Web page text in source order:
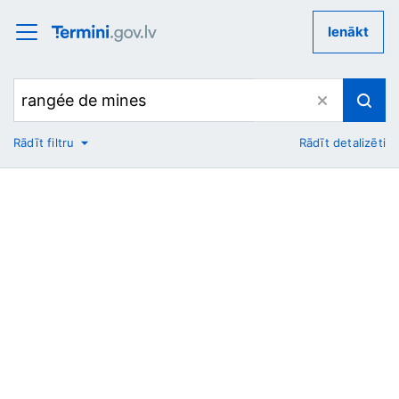
Ienākt
No
Rādīt filtru Rādīt detalizēti